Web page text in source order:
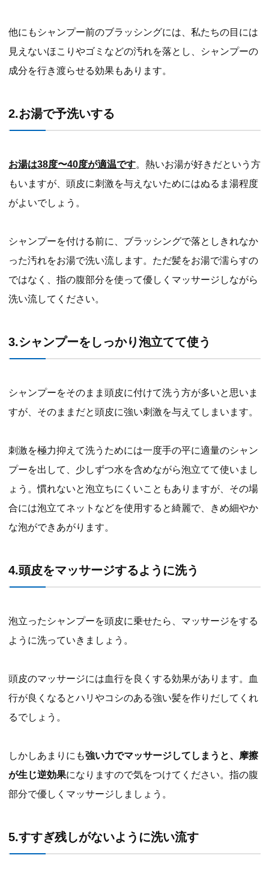
他にもシャンプー前のブラッシングには、私たちの目には
見えないほこりやゴミなどの汚れを落とし、シャンプーの
成分を行き渡らせる効果もあります。
2.お湯で予洗いする
お湯は38度〜40度が適温です。熱いお湯が好きだという方
もいますが、頭皮に刺激を与えないためにはぬるま湯程度
がよいでしょう。
シャンプーを付ける前に、ブラッシングで落としきれなか
った汚れをお湯で洗い流します。ただ髪をお湯で濡らすの
ではなく、指の腹部分を使って優しくマッサージしながら
洗い流してください。
3.シャンプーをしっかり泡立てて使う
シャンプーをそのまま頭皮に付けて洗う方が多いと思いま
すが、そのままだと頭皮に強い刺激を与えてしまいます。
刺激を極力抑えて洗うためには一度手の平に適量のシャン
プーを出して、少しずつ水を含めながら泡立てて使いまし
ょう。慣れないと泡立ちにくいこともありますが、その場
合には泡立てネットなどを使用すると綺麗で、きめ細やか
な泡ができあがります。
4.頭皮をマッサージするように洗う
泡立ったシャンプーを頭皮に乗せたら、マッサージをする
ように洗っていきましょう。
頭皮のマッサージには血行を良くする効果があります。血
行が良くなるとハリやコシのある強い髪を作りだしてくれ
るでしょう。
しかしあまりにも強い力でマッサージしてしまうと、摩擦
が生じ逆効果になりますので気をつけてください。指の腹
部分で優しくマッサージしましょう。
5.すすぎ残しがないように洗い流す